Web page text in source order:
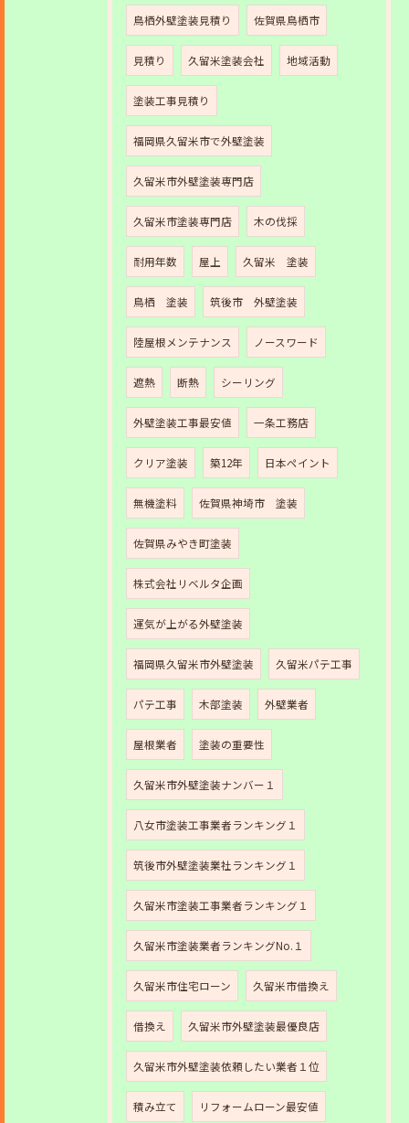
鳥栖外壁塗装見積り 佐賀県鳥栖市
見積り 久留米塗装会社 地域活動
塗装工事見積り
福岡県久留米市で外壁塗装
久留米市外壁塗装専門店
久留米市塗装専門店 木の伐採
耐用年数 屋上 久留米 塗装
鳥栖 塗装 筑後市 外壁塗装
陸屋根メンテナンス ノースワード
遮熱 断熱 シーリング
外壁塗装工事最安値 一条工務店
クリア塗装 築12年 日本ペイント
無機塗料 佐賀県神埼市 塗装
佐賀県みやき町塗装
株式会社リベルタ企画
運気が上がる外壁塗装
福岡県久留米市外壁塗装 久留米パテ工事
パテ工事 木部塗装 外壁業者
屋根業者 塗装の重要性
久留米市外壁塗装ナンバー１
八女市塗装工事業者ランキング１
筑後市外壁塗装業社ランキング１
久留米市塗装工事業者ランキング１
久留米市塗装業者ランキングNo.１
久留米市住宅ローン 久留米市借換え
借換え 久留米市外壁塗装最優良店
久留米市外壁塗装依頼したい業者１位
積み立て リフォームローン最安値